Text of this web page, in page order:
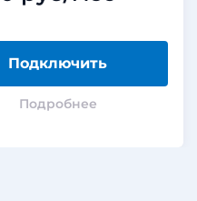
Подключить
Подробнее